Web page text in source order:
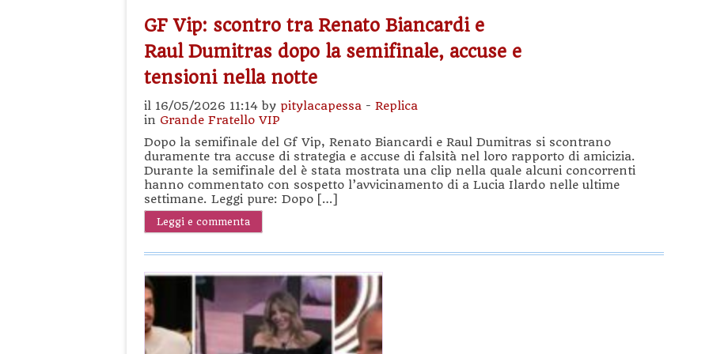
GF Vip: scontro tra Renato Biancardi e
Raul Dumitras dopo la semifinale, accuse e
tensioni nella notte
il 16/05/2026 11:14 by pitylacapessa - Replica
in Grande Fratello VIP
Dopo la semifinale del Gf Vip, Renato Biancardi e Raul Dumitras si scontrano
duramente tra accuse di strategia e accuse di falsità nel loro rapporto di amicizia.
Durante la semifinale del è stata mostrata una clip nella quale alcuni concorrenti
hanno commentato con sospetto l’avvicinamento di a Lucia Ilardo nelle ultime
settimane. Leggi pure: Dopo […]
Leggi e commenta